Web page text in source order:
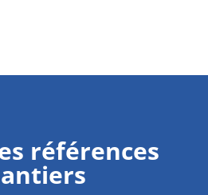
références